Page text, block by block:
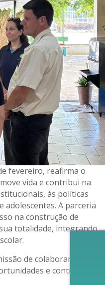
fevereiro, reafirma o
vida e contribui na
às políticas
adolescentes. A parceria
na construção de
totalidade, integrando
de colaborar com o
e contribuam